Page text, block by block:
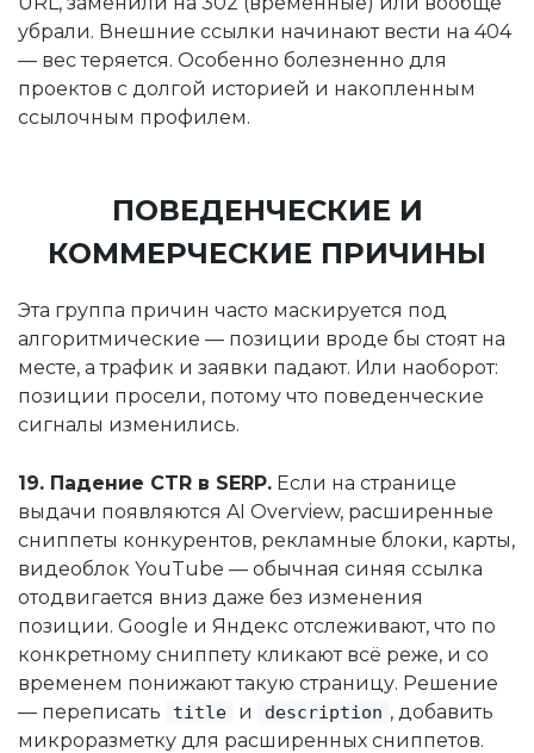
убрали. Внешние ссылки начинают вести на 404
— вес теряется. Особенно болезненно для
проектов с долгой историей и накопленным
ссылочным профилем.
ПОВЕДЕНЧЕСКИЕ И
КОММЕРЧЕСКИЕ ПРИЧИНЫ
Эта группа причин часто маскируется под
алгоритмические — позиции вроде бы стоят на
месте, а трафик и заявки падают. Или наоборот:
позиции просели, потому что поведенческие
сигналы изменились.
19. Падение CTR в SERP. Если на странице
выдачи появляются AI Overview, расширенные
сниппеты конкурентов, рекламные блоки, карты,
видеоблок YouTube — обычная синяя ссылка
отодвигается вниз даже без изменения
позиции. Google и Яндекс отслеживают, что по
конкретному сниппету кликают всё реже, и со
временем понижают такую страницу. Решение
— переписать
title и description , добавить
микроразметку для расширенных сниппетов.